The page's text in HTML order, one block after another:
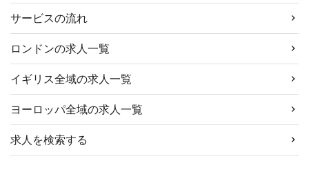
サービスの流れ
ロンドンの求人一覧
イギリス全域の求人一覧
ヨーロッパ全域の求人一覧
求人を検索する